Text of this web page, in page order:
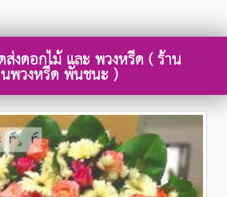
ส่งดอกไม้ และ พวงหรีด ( ร้าน
พวงหรีด พันชนะ )